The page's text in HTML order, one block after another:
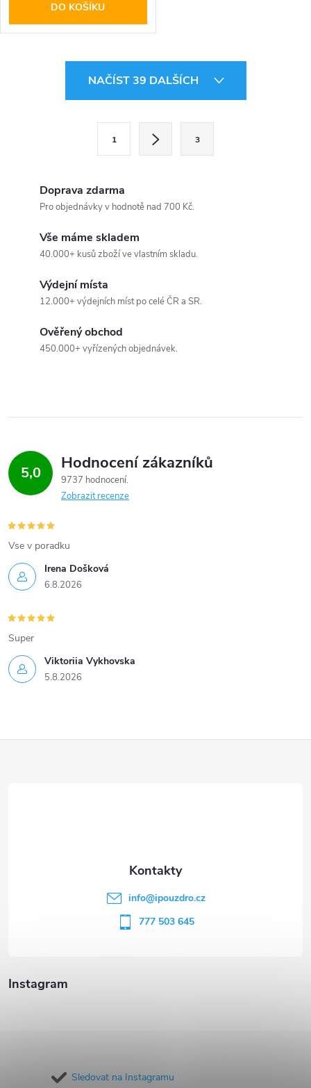
DO KOŠÍKU
ý
p
i
s
u
NAČÍST 39 DALŠÍCH
1 3
Doprava zdarma
Pro objednávky v hodnotě nad 700 Kč.
Vše máme skladem
40.000+ kusů zboží ve vlastním skladu.
Výdejní místa
12.000+ výdejních míst po celé ČR a SR.
Ověřený obchod
450.000+ vyřízených objednávek.
5,0 Hodnocení zákazníků
9737 hodnocení
Zobrazit recenze
Irena Došková
6.8.2026
Vse v poradku
Viktoriia Vykhovska
5.8.2026
Super
Instagram
Sledovat na Instagramu
info@ipouzdro.cz
777 503 645